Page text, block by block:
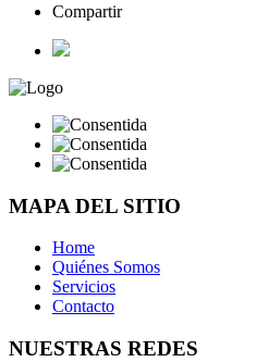
Compartir
MAPA DEL SITIO
Home
Quiénes Somos
Servicios
Contacto
NUESTRAS REDES